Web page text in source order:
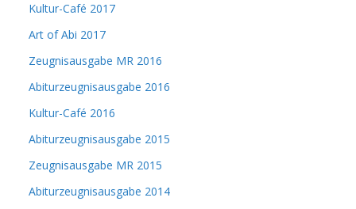
Kultur-Café 2017
Art of Abi 2017
Zeugnisausgabe MR 2016
Abiturzeugnisausgabe 2016
Kultur-Café 2016
Abiturzeugnisausgabe 2015
Zeugnisausgabe MR 2015
Abiturzeugnisausgabe 2014